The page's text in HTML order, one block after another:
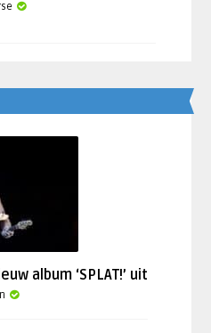
album ‘SPLAT!’ uit